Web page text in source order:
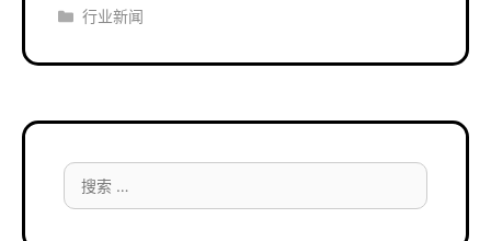
分
行业新闻
搜
索：